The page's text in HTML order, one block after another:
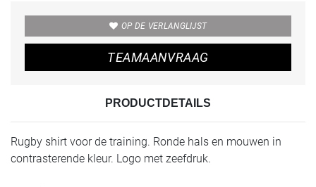
OP DE VERLANGLIJST
TEAMAANVRAAG
PRODUCTDETAILS
Rugby shirt voor de training. Ronde hals en mouwen in
contrasterende kleur. Logo met zeefdruk.